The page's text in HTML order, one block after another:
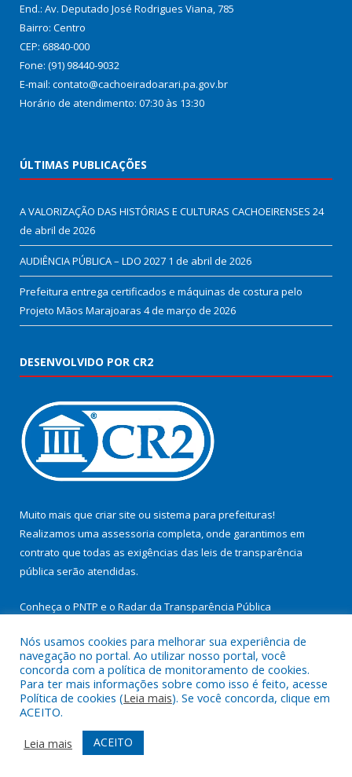
End.: Av. Deputado José Rodrigues Viana, 785
Bairro: Centro
CEP: 68840-000
Fone: (91) 98440-9032
E-mail: contato@cachoeiradoarari.pa.gov.br
Horário de atendimento: 07:30 às 13:30
ÚLTIMAS PUBLICAÇÕES
A VALORIZAÇÃO DAS HISTÓRIAS E CULTURAS CACHOEIRENSES 24
de abril de 2026
AUDIÊNCIA PÚBLICA – LDO 2027 1 de abril de 2026
Prefeitura entrega certificados e máquinas de costura pelo
Projeto Mãos Marajoaras 4 de março de 2026
DESENVOLVIDO POR CR2
Muito mais que criar site ou sistema para prefeituras!
Realizamos uma assessoria completa, onde garantimos em
contrato que todas as exigências das leis de transparência
pública serão atendidas.
Conheça o PNTP e o Radar da Transparência Pública
Todos os direitos reservados a Prefeitura Municipal de
Cachoeira do Arari.
Mapa do Site
Acessar Área Administrativa
Acessar Webmail
Nós usamos cookies para melhorar sua experiência de
navegação no portal. Ao utilizar nosso portal, você
concorda com a política de monitoramento de cookies.
Para ter mais informações sobre como isso é feito, acesse
Política de cookies (Leia mais). Se você concorda, clique em
ACEITO.
Leia mais
ACEITO